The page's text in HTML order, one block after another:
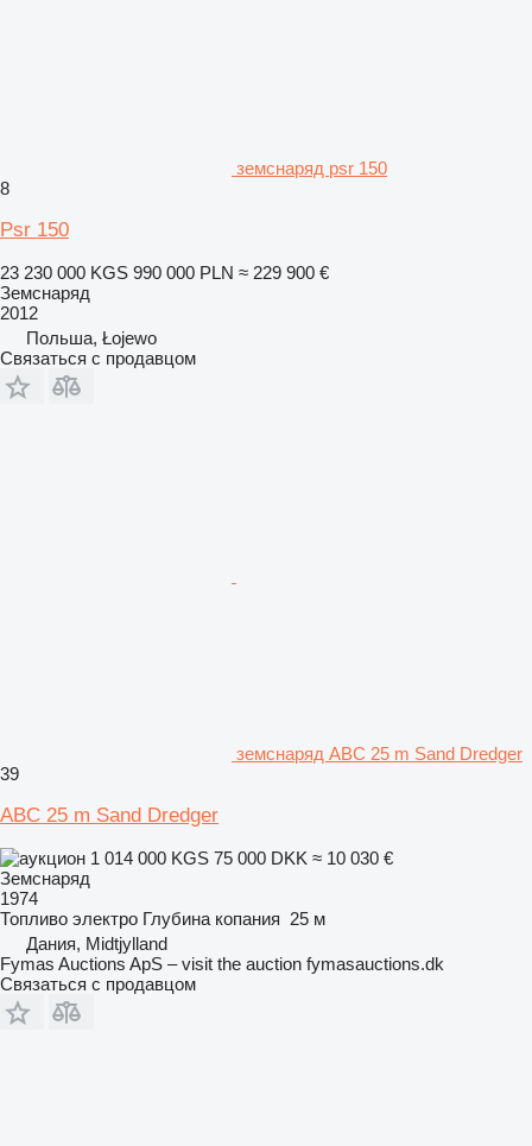
земснаряд psr 150
8
Psr 150
23 230 000 KGS 990 000 PLN ≈ 229 900 €
Земснаряд
2012
Польша, Łojewo
Связаться с продавцом
земснаряд ABC 25 m Sand Dredger
39
ABC 25 m Sand Dredger
1 014 000 KGS 75 000 DKK ≈ 10 030 €
Земснаряд
1974
Топливо электро Глубина копания 25 м
Дания, Midtjylland
Fymas Auctions ApS – visit the auction fymasauctions.dk
Связаться с продавцом